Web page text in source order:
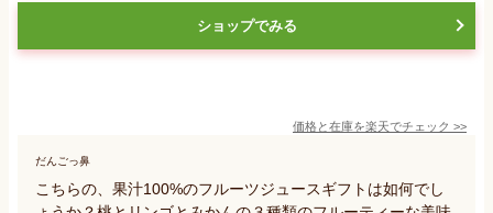
ショップでみる
価格と在庫を楽天でチェック >>
だんごっ鼻
こちらの、果汁100%のフルーツジュースギフトは如何でし